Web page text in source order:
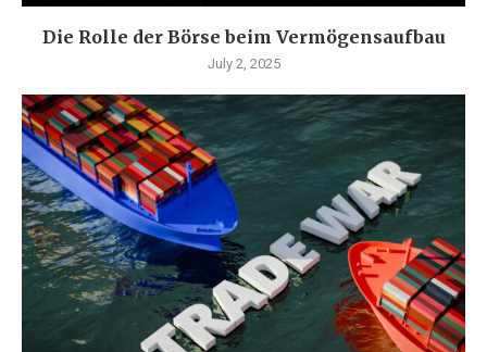
Die Rolle der Börse beim Vermögensaufbau
July 2, 2025